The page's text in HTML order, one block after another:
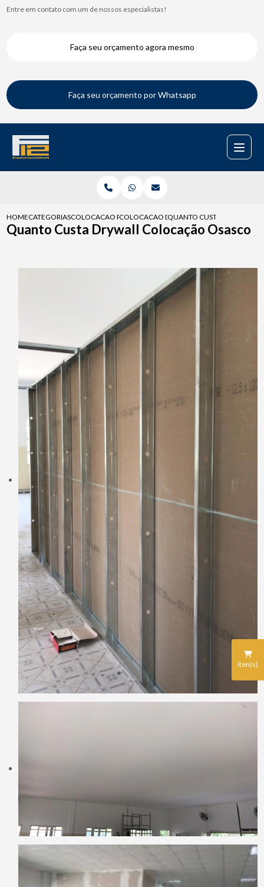
Entre em contato com um de nossos especialistas!
Faça seu orçamento agora mesmo
Faça seu orçamento por Whatsapp
iten(s)
HOMECATEGORIASCOLOCACAO PARA DRYWALLCOLOCACAO DE DRYWALL PAREDE
QUANTO CUSTA DRYWALL
Quanto Custa Drywall Colocação Osasco